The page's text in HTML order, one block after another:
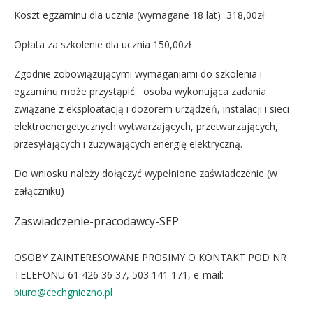
Koszt egzaminu dla ucznia (wymagane 18 lat) 318,00zł
Opłata za szkolenie dla ucznia 150,00zł
Zgodnie zobowiązującymi wymaganiami do szkolenia i
egzaminu może przystąpić osoba wykonująca zadania
związane z eksploatacją i dozorem urządzeń, instalacji i sieci
elektroenergetycznych wytwarzających, przetwarzających,
przesyłających i zużywających energię elektryczną.
Do wniosku należy dołączyć wypełnione zaświadczenie (w
załączniku)
Zaswiadczenie-pracodawcy-SEP
OSOBY ZAINTERESOWANE PROSIMY O KONTAKT POD NR
TELEFONU 61 426 36 37, 503 141 171, e-mail:
biuro@cechgniezno.pl